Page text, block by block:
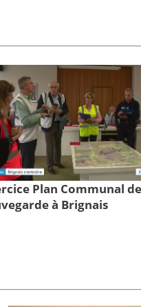
Plan Communal de
à Brignais